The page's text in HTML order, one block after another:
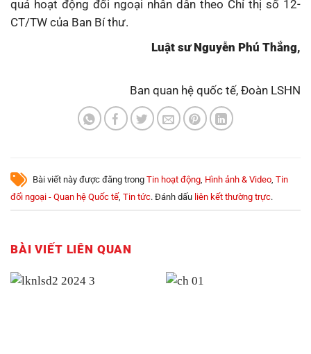
quả hoạt động đối ngoại nhân dân theo Chỉ thị số 12-
CT/TW của Ban Bí thư.
Luật sư Nguyễn Phú Thắng,
Ban quan hệ quốc tế, Đoàn LSHN
Bài viết này được đăng trong Tin hoạt động Hình ảnh & Video Tin
đối ngoại - Quan hệ Quốc tế, Tin tức. Đánh dấu liên kết thường trực.
BÀI VIẾT LIÊN QUAN